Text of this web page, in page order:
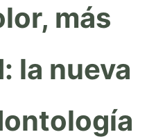
más
la nueva